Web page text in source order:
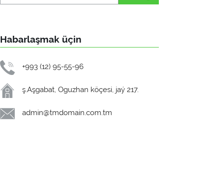
Habarlaşmak üçin
+993 (12) 95-55-96
ş.Aşgabat, Oguzhan köçesi, jaý 217.
admin@tmdomain.com.tm